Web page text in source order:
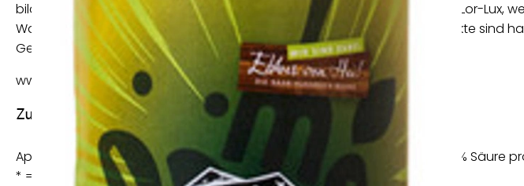
bildet die Landschaft des Unternehmenssitzes im Drei- Länder-Eck Saar-Lor-Lux,
Walnussbäume, Süß- und Sauerkirschen und viele Wildfrüchte. Die Produkte
Geschmacksverstärkern, vegan und natürlich biologisch.
www.schmaeckt.de
Zutaten:
Apfelessig*, Holundersaft*, Kräuterextrakte von: Rosmarin* und Salbei*, 5% Säure
* = Zutaten aus ökol. Landbau